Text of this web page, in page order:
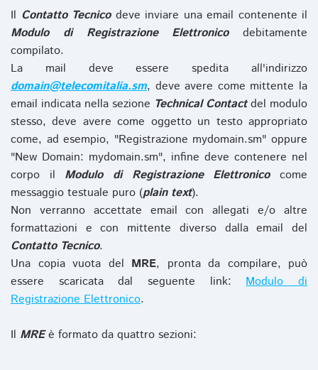
Il Contatto Tecnicodeve inviare una email contenente il
Modulo di Registrazione Elettronicodebitamente
compilato.
La mail deve essere spedita all'indirizzo
domain@telecomitalia.sm, deve avere come mittente la
email indicata nella sezione Technical Contactdel modulo
stesso, deve avere come oggetto un testo appropriato
come, ad esempio, "Registrazione mydomain.sm" oppure
"New Domain: mydomain.sm", infine deve contenere nel
corpo il Modulo di Registrazione Elettronicocome
messaggio testuale puro (plain text).
Non verranno accettate email con allegati e/o altre
formattazioni e con mittente diverso dalla email del
Contatto Tecnico.
Una copia vuota del MRE, pronta da compilare, può
essere scaricata dal seguente link:Modulo di
Registrazione Elettronico.
Il MREè formato da quattro sezioni: